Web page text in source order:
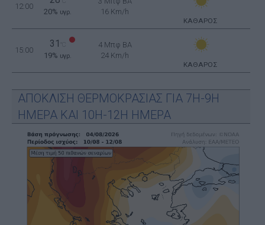
12:00
20% υγρ.
16 Km/h
ΚΑΘΑΡΟΣ
15:00
31
19% υγρ.
4 Μπφ BA
24 Km/h
ΚΑΘΑΡΟΣ
ΑΠΟΚΛΙΣΗ ΘΕΡΜΟΚΡΑΣΙΑΣ ΓΙΑ 7Η-9Η
ΗΜΕΡΑ ΚΑΙ 10Η-12Η ΗΜΕΡΑ